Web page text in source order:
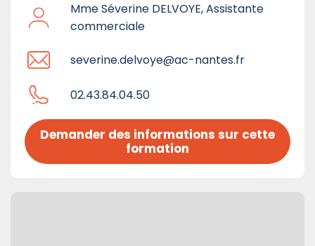
Mme Séverine DELVOYE, Assistante
commerciale
severine.delvoye@ac-nantes.fr
02.43.84.04.50
Demander des informations sur cette
formation